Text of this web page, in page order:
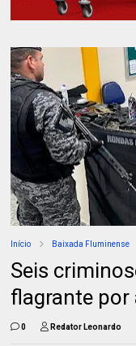
Início Baixada Fluminense
Seis
flagrante por
0 Redator Leonardo